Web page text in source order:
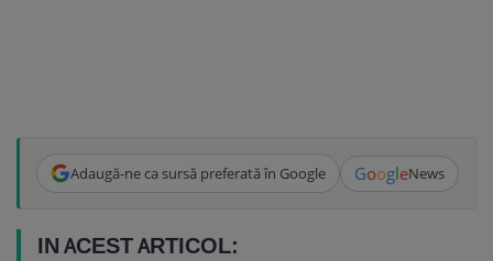
Adaugă-ne ca sursă preferată în Google GoogleNews
IN ACEST ARTICOL: